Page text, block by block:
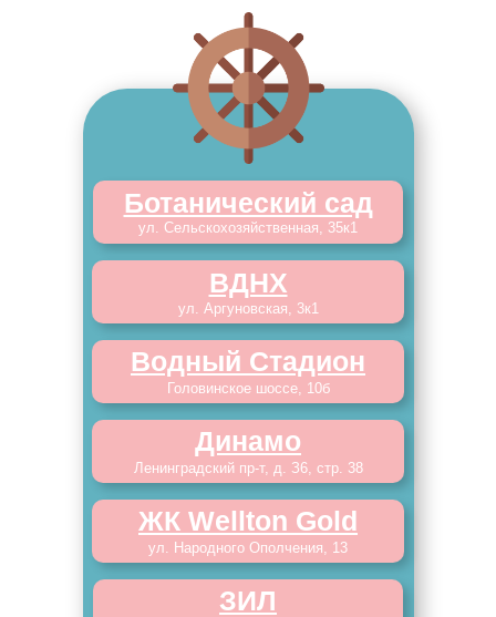
Водный Стадион
Головинское шоссе, 10б
Ботанический сад
ул. Сельскохозяйственная, 35к1
ВДНХ
ул. Аргуновская, 3к1
ЗИЛ
Динамо
Ленинградский пр-т, д. З6, стр. 38
ЖК Wellton Gold
ул. Народного Ополчения, 13